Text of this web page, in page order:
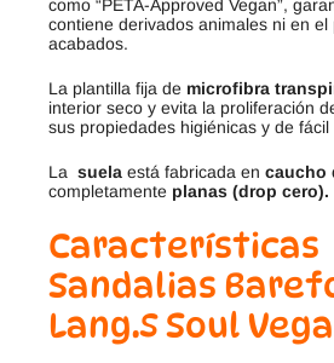
como “PETA-Approved Vegan”,
contiene derivados animales ni en
acabados.
La plantilla fija de microfibra
interior seco y evita la proliferación
sus propiedades higiénicas y de fácil
La suela está fabricada en caucho
completamente planas (drop cero).
Características
Sandalias
Lang.S Soul